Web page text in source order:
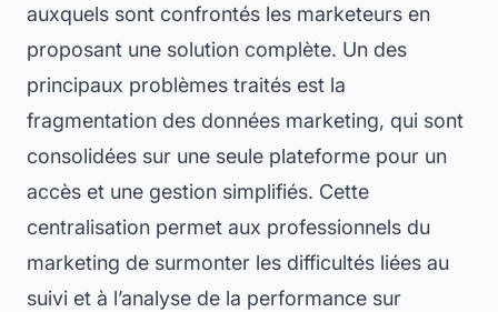
auxquels sont confrontés les marketeurs en
proposant une solution complète. Un des
principaux problèmes traités est la
fragmentation des données marketing, qui sont
consolidées sur une seule plateforme pour un
accès et une gestion simplifiés. Cette
centralisation permet aux professionnels du
marketing de surmonter les difficultés liées au
suivi et à l’analyse de la performance sur